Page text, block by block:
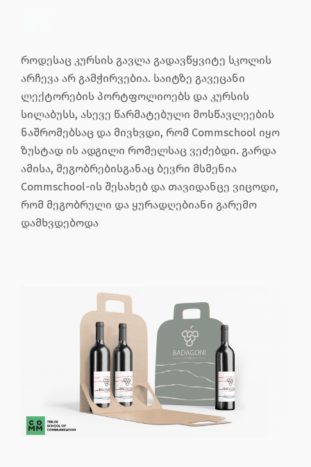
როდესაც კურსის გავლა გადავწყვიტე სკოლის
არჩევა არ გამჭირვებია. საიტზე გავეცანი
ლექტორების პორტფოლიოებს და კურსის
სილაბუსს, ასევე წარმატებული მოსწავლეების
ნაშრომებსაც და მივხვდი, რომ Commschool იყო
ზუსტად ის ადგილი რომელსაც ვეძებდი. გარდა
ამისა, მეგობრებისგანაც ბევრი მსმენია
Commschool-ის შესახებ და თავიდანცე ვიცოდი,
რომ მეგობრული და ყურადღებიანი გარემო
დამხვდებოდა